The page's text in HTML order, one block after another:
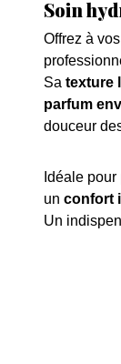
Soin
Offrez à
Sa texture
parfum
douceur
Idéale pour
un confort
Un